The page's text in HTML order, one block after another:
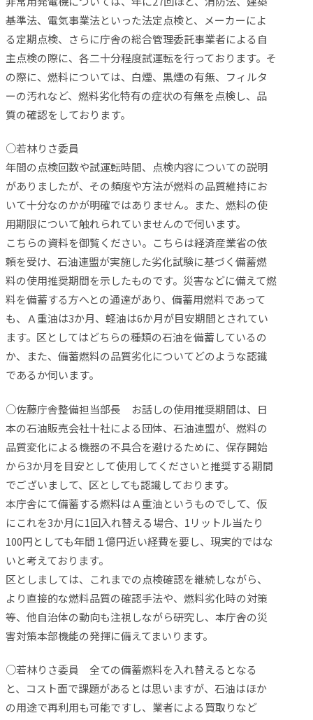
基準法、電気事業法といった法定点検と、メーカーによ
る定期点検、さらに庁舎の総合管理委託事業者による自
主点検の際に、各二十分程度試運転を行っております。そ
の際に、燃料については、白煙、黒煙の有無、フィルタ
ーの汚れなど、燃料劣化特有の症状の有無を点検し、品
質の確認をしております。
○若林りさ委員
年間の点検回数や試運転時間、点検内容についての説明
がありましたが、その頻度や方法が燃料の品質維持にお
いて十分なのかが明確ではありません。また、燃料の使
用期限について触れられていませんので伺います。
こちらの資料を御覧ください。こちらは経済産業省の依
頼を受け、石油連盟が実施した劣化試験に基づく備蓄燃
料の使用推奨期間を示したものです。災害などに備えて燃
料を備蓄する方へとの通達があり、備蓄用燃料であって
も、Ａ重油は3か月、軽油は6か月が目安期間とされてい
ます。区としてはどちらの種類の石油を備蓄しているの
か、また、備蓄燃料の品質劣化についてどのような認識
であるか伺います。
○佐藤庁舎整備担当部長 お話しの使用推奨期間は、日
本の石油販売会社十社による団体、石油連盟が、燃料の
品質変化による機器の不具合を避けるために、保存開始
から3か月を目安として使用してくださいと推奨する期間
でございまして、区としても認識しております。
本庁舎にて備蓄する燃料はＡ重油というものでして、仮
にこれを3か月に1回入れ替える場合、1リットル当たり
100円としても年間１億円近い経費を要し、現実的ではな
いと考えております。
区としましては、これまでの点検確認を継続しながら、
より直接的な燃料品質の確認手法や、燃料劣化時の対策
等、他自治体の動向も注視しながら研究し、本庁舎の災
害対策本部機能の発揮に備えてまいります。
○若林りさ委員 全ての備蓄燃料を入れ替えるとなる
と、コスト面で課題があるとは思いますが、石油はほか
の用途で再利用も可能ですし、業者による買取りなど